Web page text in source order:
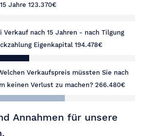
Jahre 123.370€
Verkauf nach 15 Jahren - nach Tilgung
Eigenkapital 194.478€
Verkaufspreis müssten Sie nach
keinen Verlust zu machen? 266.480€
Annahmen für unsere